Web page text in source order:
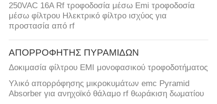
250VAC 16A Rf τροφοδοσία μέσω Emi τροφοδοσία
μέσω φίλτρου Ηλεκτρικό φίλτρο ισχύος για
προστασία από rf
ΑΠΟΡΡΟΦΗΤΗΣ ΠΥΡΑΜΙΔΩΝ
Δοκιμασία φίλτρου EMI μονοφασικού τροφοδοτήματος
Υλικό απορρόφησης μικροκυμάτων emc Pyramid
Absorber για ανηχοϊκό θάλαμο rf θωράκιση δωματίου